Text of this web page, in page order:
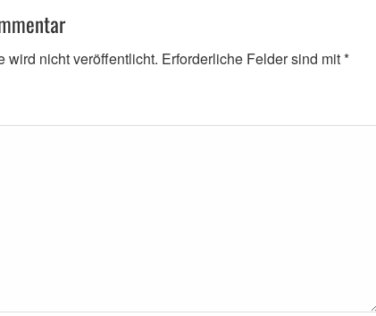
wird nicht veröffentlicht. Erforderliche Felder sind mit*